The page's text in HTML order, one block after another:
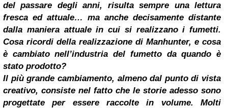
del passare degli anni, risulta sempre una lettura
fresca ed attuale… ma anche decisamente distante
dalla maniera attuale in cui si realizzano i fumetti.
Cosa ricordi della realizzazione di Manhunter, e cosa
è cambiato nell’industria del fumetto da quando è
stato prodotto?
Il più grande cambiamento, almeno dal punto di vista
creativo, consiste nel fatto che le storie adesso sono
progettate per essere raccolte in volume. Molti